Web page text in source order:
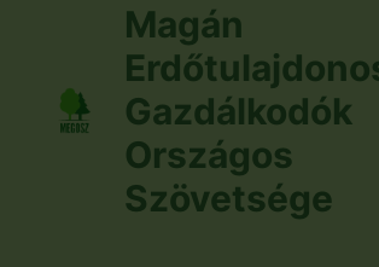
Magán
Gazdálkodók
Országos
Szövetsége